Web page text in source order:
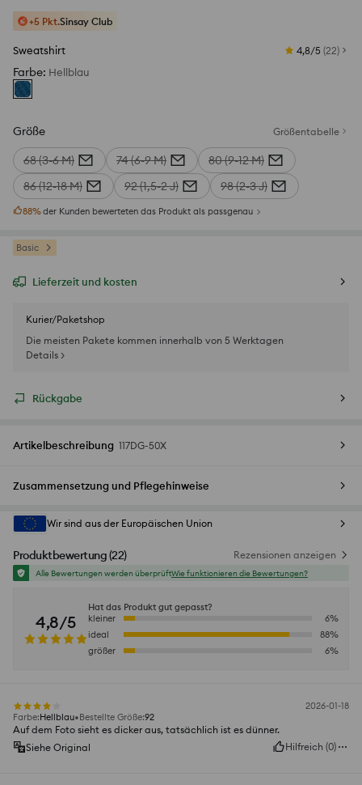
+5 Pkt.Sinsay Club
Sweatshirt 4,8/5 (22)
Farbe: Hellblau
Größe Größentabelle
68 (3-6 M) 74 (6-9 M)
80 (9-12 M)
86 (12-18 M)
92 (1,5-2 J) 98 (2-3 J)
88%der Kunden bewerteten das Produkt als passgenau
Basic
Lieferzeit und kosten
Kurier/Paketshop
Die meisten Pakete kommen innerhalb von 5 Werktagen
Details >
Rückgabe
Artikelbeschreibung 117DG-50X
Zusammensetzung und Pflegehinweise
Wir sind aus der Europäischen Union
Produktbewertung(22) Rezensionen anzeigen
Alle Bewertungen werden überprüftWie funktionieren die Bewertungen?
4,8/5
Hat das Produkt gut gepasst?
kleiner
6%
ideal
88%
größer
6%
2026-01-18
Farbe:Hellblau Bestellte Größe:92
Auf dem Foto sieht es dicker aus, tatsächlich ist es dünner.
Siehe Original
Hilfreich (0)